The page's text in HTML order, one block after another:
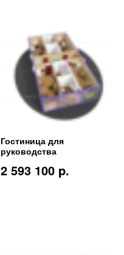
Гостиница для
руководства
2 593 100 p.